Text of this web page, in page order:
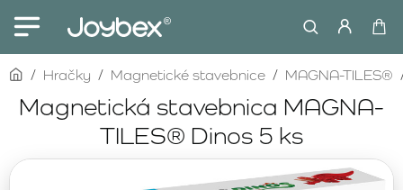
Magnetická stavebnica MAGNA-
TILES® Dinos 5 ks
homeHračky Magnetické stavebnice MAGNA-TILES®